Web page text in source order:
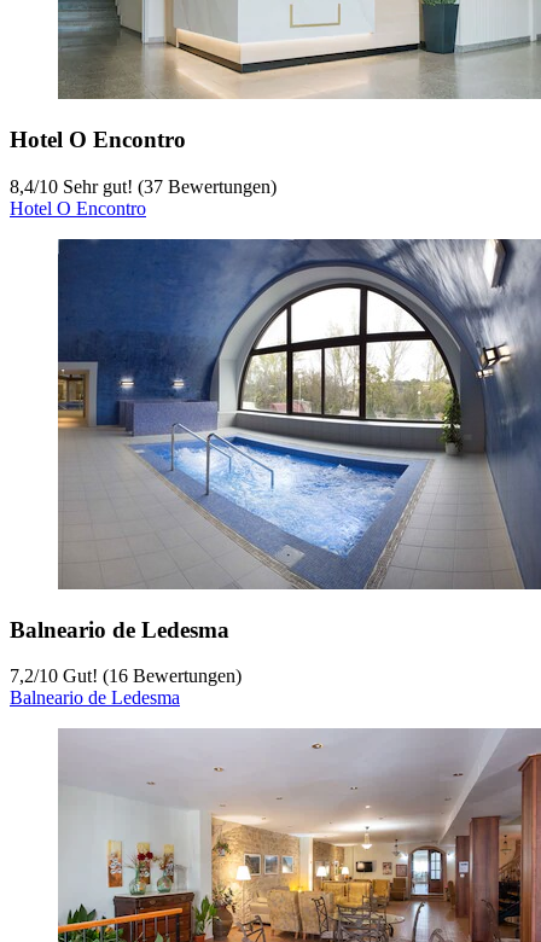
Hotel O Encontro
8,4/10 Sehr gut! (37 Bewertungen)
Hotel O Encontro
Balneario de Ledesma
7,2/10 Gut! (16 Bewertungen)
Balneario de Ledesma